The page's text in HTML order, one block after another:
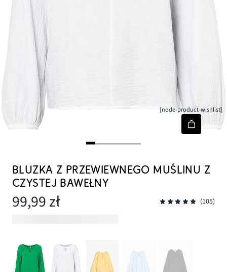
[node-product-wishlist]
BLUZKA Z PRZEWIEWNEGO MUŚLINU Z
CZYSTEJ BAWEŁNY
99,99 zł (105)